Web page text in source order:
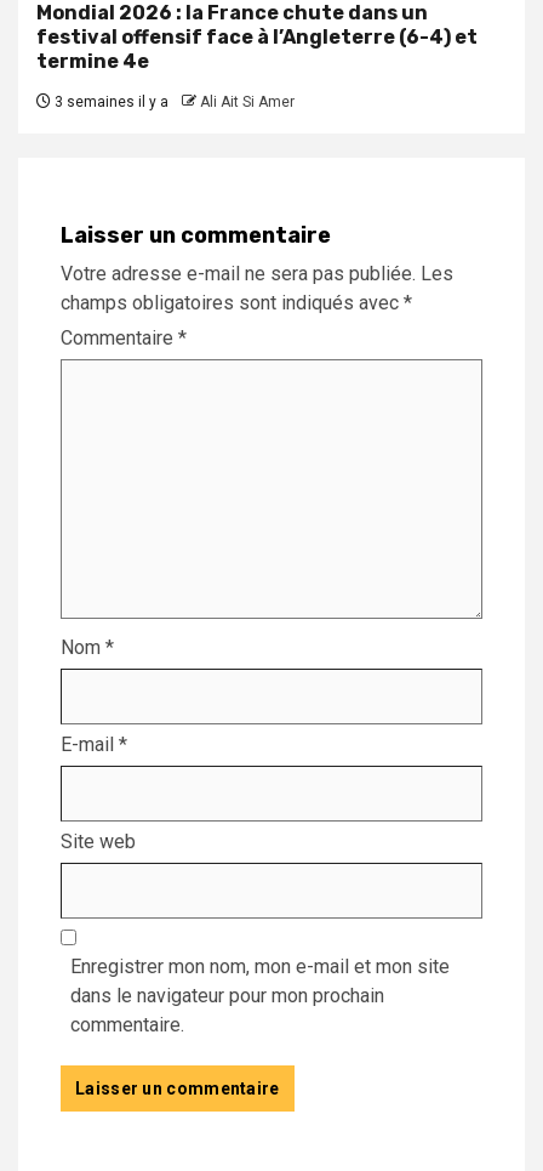
Mondial 2026 : la France chute dans un
festival offensif face à l’Angleterre (6-4) et
termine 4e
3 semaines il y a Ali Ait Si Amer
Laisser un commentaire
Votre adresse e-mail ne sera pas publiée. Les
champs obligatoires sont indiqués avec *
Commentaire *
Nom *
E-mail *
Site web
Enregistrer mon nom, mon e-mail et mon site
dans le navigateur pour mon prochain
commentaire.